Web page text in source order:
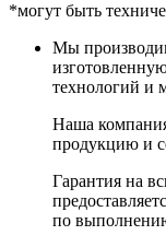
*могут быть
Мы
технологий и
Наша
продукцию и
Гарантия на
по